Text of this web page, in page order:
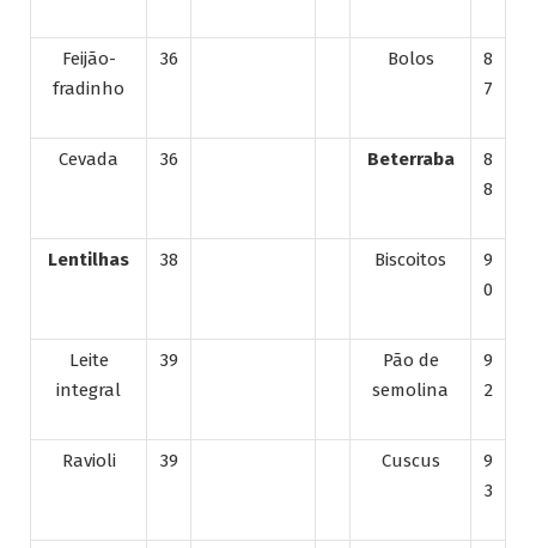
Feijão-
fradinho
36 Bolos
8
7
Cevada 36 Beterraba
8
8
Lentilhas 38 Biscoitos
9
0
Leite
integral
39
Pão de
semolina
9
2
Ravioli 39 Cuscus
9
3